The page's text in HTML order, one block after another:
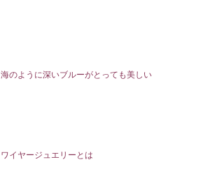
海のように深いブルーがとっても美しい
ワイヤージュエリーとは